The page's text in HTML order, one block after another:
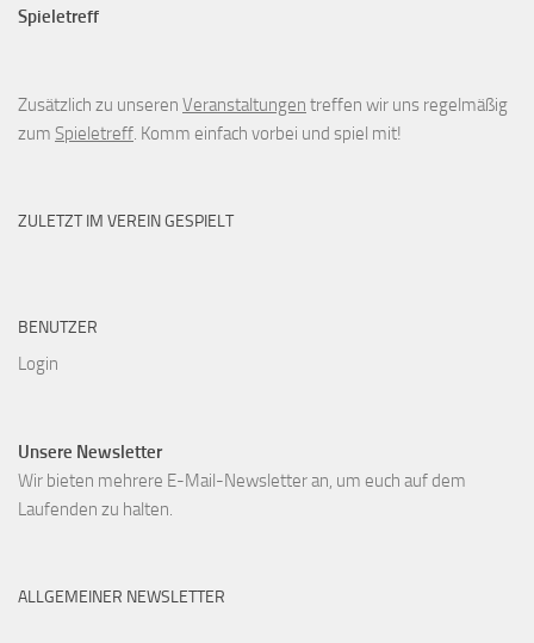
Spieletreff
Zusätzlich zu unseren Veranstaltungen treffen wir uns regelmäßig
zum Spieletreff. Komm einfach vorbei und spiel mit!
ZULETZT IM VEREIN GESPIELT
BENUTZER
Login
Unsere Newsletter
Wir bieten mehrere E-Mail-Newsletter an, um euch auf dem
Laufenden zu halten.
ALLGEMEINER NEWSLETTER